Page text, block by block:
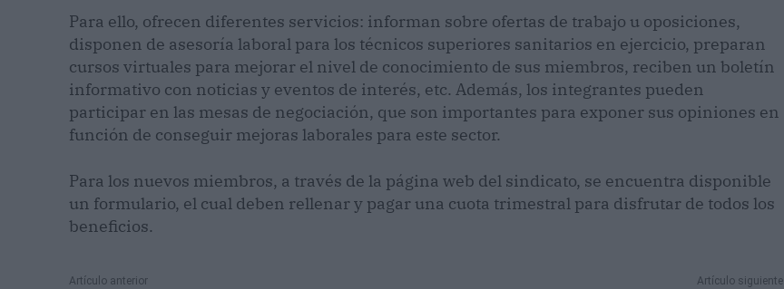
Para ello, ofrecen diferentes servicios: informan sobre ofertas de trabajo u oposiciones,
disponen de asesoría laboral para los técnicos superiores sanitarios en ejercicio, preparan
cursos virtuales para mejorar el nivel de conocimiento de sus miembros, reciben un boletín
informativo con noticias y eventos de interés, etc. Además, los integrantes pueden
participar en las mesas de negociación, que son importantes para exponer sus opiniones en
función de conseguir mejoras laborales para este sector.
Para los nuevos miembros, a través de la página web del sindicato, se encuentra disponible
un formulario, el cual deben rellenar y pagar una cuota trimestral para disfrutar de todos los
beneficios.
Artículo anterior Artículo siguiente